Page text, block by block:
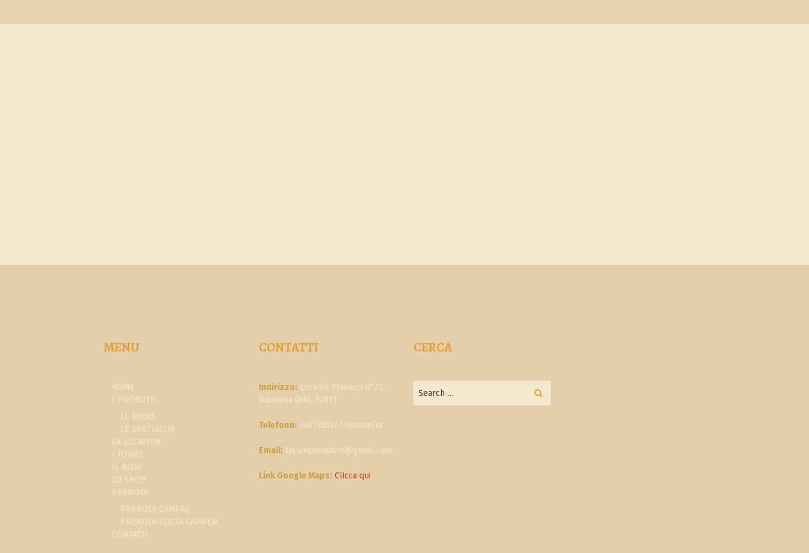
MENU
HOME
I PRODOTTI
LE BIRRE
LE SPECIALITÀ
LA LOCATION
I TOURS
IL BLOG
LO SHOP
PRENOTA
PRENOTA CAMERE
PRENOTA SOSTA CAMPER
CONTATTI
CONTATTI
Indirizzo:Località Pianacci n°23,
Bibbiena (AR), 52011
Telefono:3487325577 Antonella
Email: lacampanadoro@gmail.com
Link Google Maps: Clicca qui
CERCA